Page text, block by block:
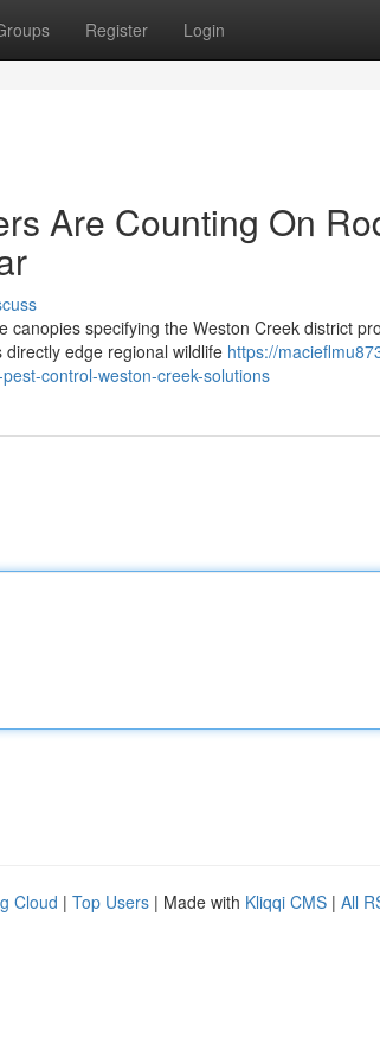
Register Login
Are Counting On
specifying the Weston Creek district
edge regional wildlife https://
control-weston-creek-solutions
Cloud | Top Users | Made with Kliqqi CMS | All